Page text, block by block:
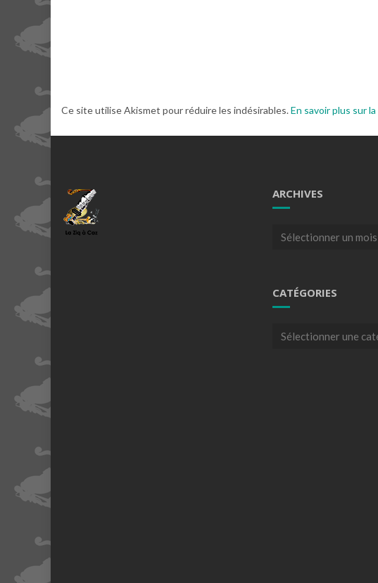
Ce site utilise Akismet pour réduire les indésirables.En savoir plus sur
ARCHIVES
Archives
CATÉGORIES
Catégories